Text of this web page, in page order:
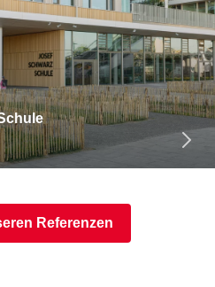
Referenzen